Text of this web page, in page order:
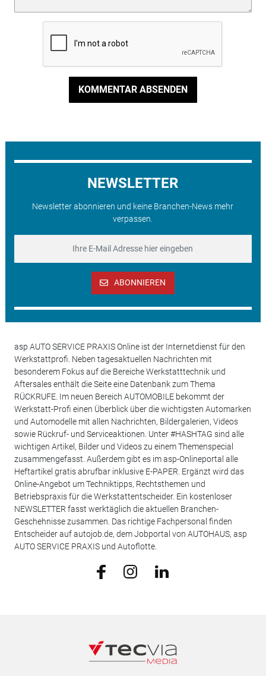
KOMMENTAR ABSENDEN
NEWSLETTER
Newsletter abonnieren und keine Branchen-News mehr
verpassen.
ABONNIEREN
asp AUTO SERVICE PRAXIS Online ist der Internetdienst für den
Werkstattprofi. Neben tagesaktuellen Nachrichten mit
besonderem Fokus auf die Bereiche Werkstatttechnik und
Aftersales enthält die Seite eine Datenbank zum Thema
RÜCKRUFE. Im neuen Bereich AUTOMOBILE bekommt der
Werkstatt-Profi einen Überblick über die wichtigsten Automarken
und Automodelle mit allen Nachrichten, Bildergalerien, Videos
sowie Rückruf- und Serviceaktionen. Unter #HASHTAG sind alle
wichtigen Artikel, Bilder und Videos zu einem Themenspecial
zusammengefasst. Außerdem gibt es im asp-Onlineportal alle
Heftartikel gratis abrufbar inklusive E-PAPER. Ergänzt wird das
Online-Angebot um Techniktipps, Rechtsthemen und
Betriebspraxis für die Werkstattentscheider. Ein kostenloser
NEWSLETTER fasst werktäglich die aktuellen Branchen-
Geschehnisse zusammen. Das richtige Fachpersonal finden
Entscheider auf autojob.de, dem Jobportal von AUTOHAUS, asp
AUTO SERVICE PRAXIS und Autoflotte.